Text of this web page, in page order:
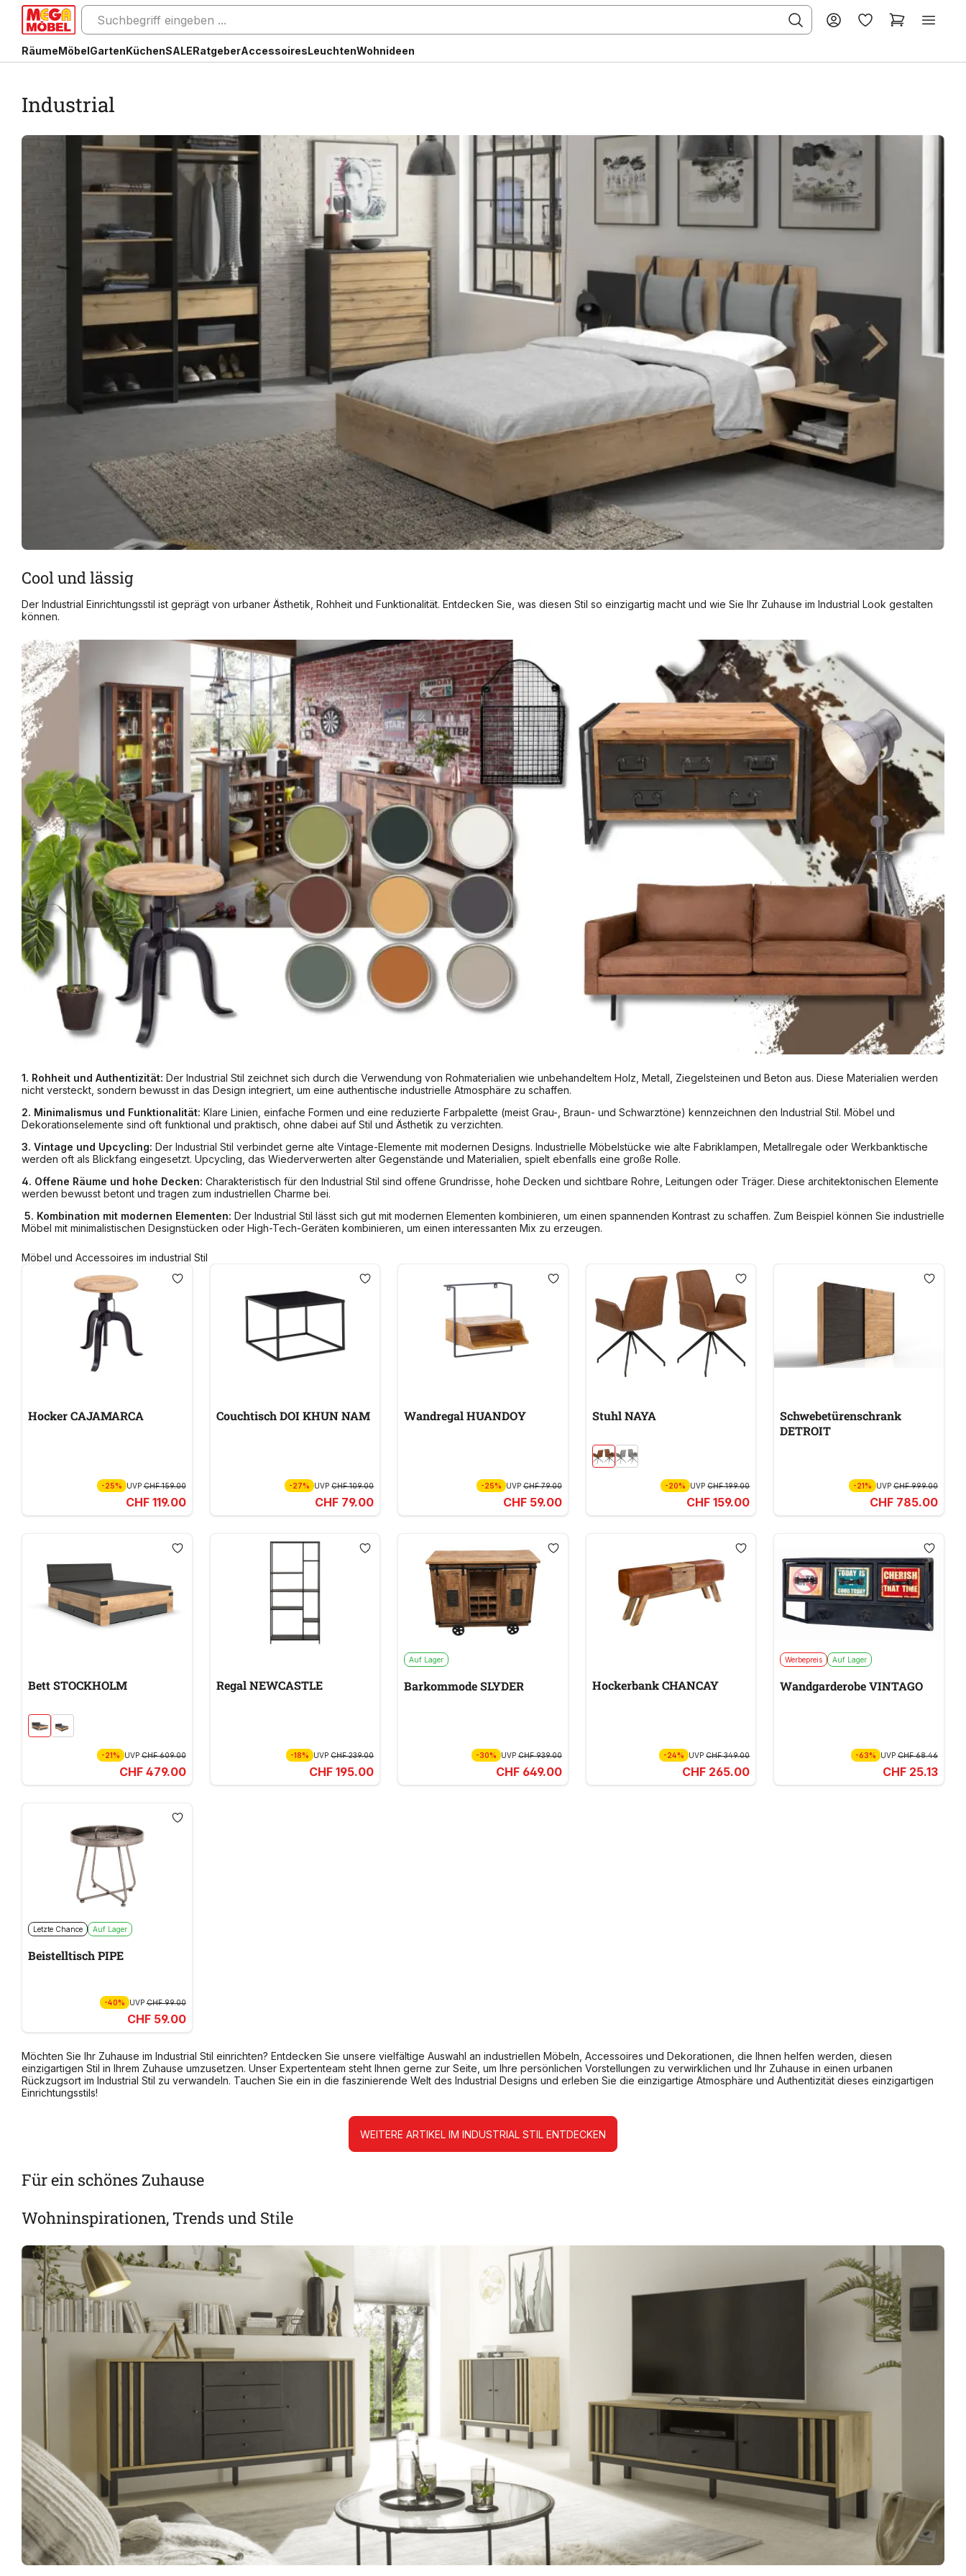
RäumeMöbelGartenKüchenSALERatgeberAccessoiresLeuchtenWohnideen
Industrial
Cool und lässig
Der Industrial Einrichtungsstil ist geprägt von urbaner Ästhetik, Rohheit und Funktionalität. Entdecken Sie, was diesen Stil so einzigartig macht und wie Sie Ihr Zuhause im Industrial Look gestalten
können.
1. Rohheit und Authentizität: Der Industrial Stil zeichnet sich durch die Verwendung von Rohmaterialien wie unbehandeltem Holz, Metall, Ziegelsteinen und Beton aus. Diese Materialien werden
nicht versteckt, sondern bewusst in das Design integriert, um eine authentische industrielle Atmosphäre zu schaffen.
2. Minimalismus und Funktionalität: Klare Linien, einfache Formen und eine reduzierte Farbpalette (meist Grau-, Braun- und Schwarztöne) kennzeichnen den Industrial Stil. Möbel und
Dekorationselemente sind oft funktional und praktisch, ohne dabei auf Stil und Ästhetik zu verzichten.
3. Vintage und Upcycling: Der Industrial Stil verbindet gerne alte Vintage-Elemente mit modernen Designs. Industrielle Möbelstücke wie alte Fabriklampen, Metallregale oder Werkbanktische
werden oft als Blickfang eingesetzt. Upcycling, das Wiederverwerten alter Gegenstände und Materialien, spielt ebenfalls eine große Rolle.
4. Offene Räume und hohe Decken: Charakteristisch für den Industrial Stil sind offene Grundrisse, hohe Decken und sichtbare Rohre, Leitungen oder Träger. Diese architektonischen Elemente
werden bewusst betont und tragen zum industriellen Charme bei.
5. Kombination mit modernen Elementen: Der Industrial Stil lässt sich gut mit modernen Elementen kombinieren, um einen spannenden Kontrast zu schaffen. Zum Beispiel können Sie industrielle
Möbel mit minimalistischen Designstücken oder High-Tech-Geräten kombinieren, um einen interessanten Mix zu erzeugen.
Möbel und Accessoires im industrial Stil
Hocker CAJAMARCA
-25% UVPCHF 159.00
CHF 119.00
Couchtisch DOI KHUN NAM
-27% UVPCHF 109.00
CHF 79.00
Wandregal HUANDOY
-25% UVPCHF 79.00
CHF 59.00
Stuhl NAYA
-20% UVPCHF 199.00
CHF 159.00
Schwebetürenschrank
DETROIT
-21% UVP CHF 999.00
CHF 785.00
Bett STOCKHOLM
-21% UVPCHF 609.00
CHF 479.00
Regal NEWCASTLE
-18% UVPCHF 239.00
CHF 195.00
Auf Lager
Barkommode SLYDER
-30% UVPCHF 939.00
CHF 649.00
Hockerbank CHANCAY
-24% UVPCHF 349.00
CHF 265.00
Werbepreis Auf Lager
Wandgarderobe VINTAGO
-63% UVP CHF 68.46
CHF 25.13
Letzte Chance Auf Lager
Beistelltisch PIPE
-40% UVPCHF 99.00
CHF 59.00
Möchten Sie Ihr Zuhause im Industrial Stil einrichten? Entdecken Sie unsere vielfältige Auswahl an industriellen Möbeln, Accessoires und Dekorationen, die Ihnen helfen werden, diesen
einzigartigen Stil in Ihrem Zuhause umzusetzen. Unser Expertenteam steht Ihnen gerne zur Seite, um Ihre persönlichen Vorstellungen zu verwirklichen und Ihr Zuhause in einen urbanen
Rückzugsort im Industrial Stil zu verwandeln. Tauchen Sie ein in die faszinierende Welt des Industrial Designs und erleben Sie die einzigartige Atmosphäre und Authentizität dieses einzigartigen
Einrichtungsstils!
WEITERE ARTIKEL IM INDUSTRIAL STIL ENTDECKEN
Für ein schönes Zuhause
Wohninspirationen, Trends und Stile